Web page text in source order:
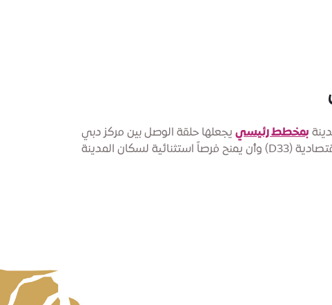
بمخطط رئيسي يجعلها حلقة الوصل بين مركز دبي
للمعارض ومطار آل مكتوم الدولي وميناء جبل علي. ومن شأن هذا التخطيط الاستراتيجي أن يدعم أجندة دبي الاقتصادية (D33) وأن يمنح فرصاً استثنائية لسكان المدينة